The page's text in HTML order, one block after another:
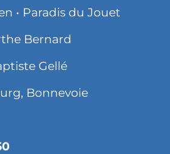
• Paradis du Jouet
Bernard
Gellé
Bonnevoie